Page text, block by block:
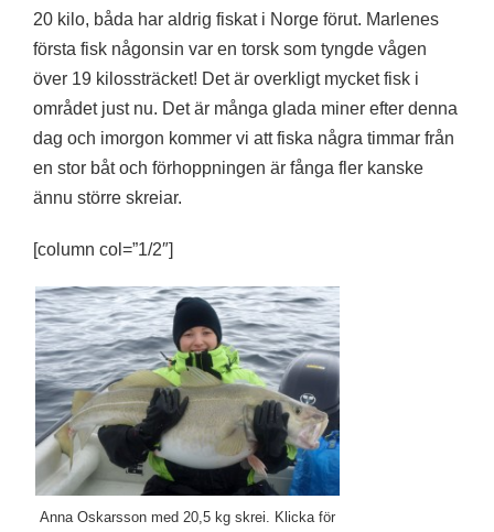
20 kilo, båda har aldrig fiskat i Norge förut. Marlenes
första fisk någonsin var en torsk som tyngde vågen
över 19 kilossträcket! Det är overkligt mycket fisk i
området just nu. Det är många glada miner efter denna
dag och imorgon kommer vi att fiska några timmar från
en stor båt och förhoppningen är fånga fler kanske
ännu större skreiar.
[column col=”1/2″]
Anna Oskarsson med 20,5 kg skrei. Klicka för